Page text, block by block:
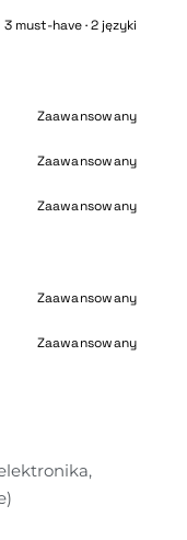
3 must-have · 2 języki
Zaawansowany
Zaawansowany
Zaawansowany
Zaawansowany
Zaawansowany